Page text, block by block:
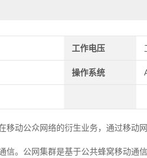
工作电压
操作系统
动公众网络的衍生业务，通过移动
。公网集群是基于公共蜂窝移动通